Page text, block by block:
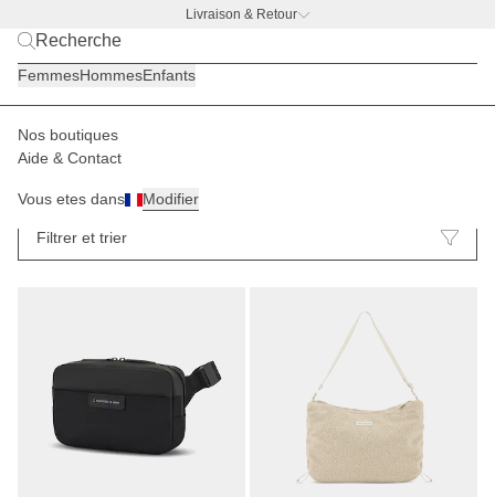
Livraison & Retour
L'offre gourde
FemmesHommesEnfants
Nos boutiques
Aide & Contact
Vous etes dans Modifier
Sacs à main
Filtrer et trier